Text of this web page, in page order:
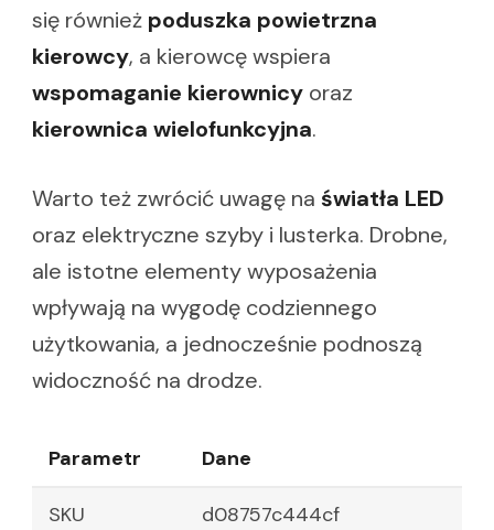
się również poduszka powietrzna
kierowcy, a kierowcę wspiera
wspomaganie kierownicy oraz
kierownica wielofunkcyjna.
Warto też zwrócić uwagę na światła LED
oraz elektryczne szyby i lusterka. Drobne,
ale istotne elementy wyposażenia
wpływają na wygodę codziennego
użytkowania, a jednocześnie podnoszą
widoczność na drodze.
Parametr Dane
SKU d08757c444cf